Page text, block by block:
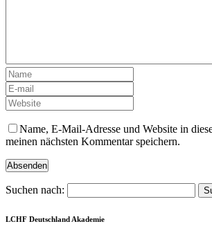
Name, E-Mail-Adresse und Website in
meinen nächsten Kommentar speichern.
Suchen nach:
LCHF Deutschland Akademie